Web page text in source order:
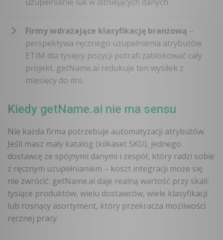
Firmy wdrażające klasyfikację branżową –
perspektywa ręcznego uzupełnienia atrybutów
ETIM dla tysięcy pozycji potrafi zablokować cały
projekt. getName.ai redukuje ten wysiłek z
miesięcy do dni.
Kiedy getName.ai nie ma sensu
Nie każda firma potrzebuje automatyzacji atrybutów.
Jeśli masz mały katalog (kilkaset SKU), jednego
dostawcę ze spójnymi danymi i zespół, który radzi sobie
z ręcznym uzupełnianiem – koszt integracji może się
nie zwrócić. getName.ai daje realną wartość przy skali:
tysiące produktów, wielu dostawców, wiele klasyfikacji
lub rosnący asortyment, który przekracza możliwości
ręcznej pracy.